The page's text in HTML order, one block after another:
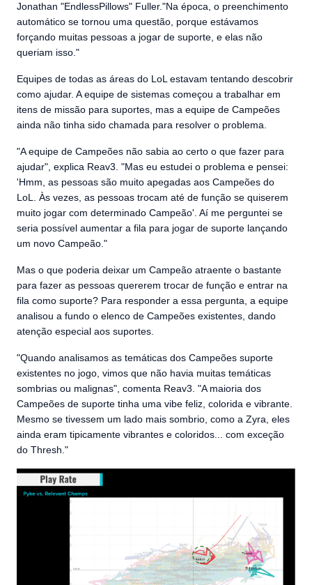
Jonathan "EndlessPillows" Fuller."Na época, o preenchimento
automático se tornou uma questão, porque estávamos
forçando muitas pessoas a jogar de suporte, e elas não
queriam isso."
Equipes de todas as áreas do LoL estavam tentando descobrir
como ajudar. A equipe de sistemas começou a trabalhar em
itens de missão para suportes, mas a equipe de Campeões
ainda não tinha sido chamada para resolver o problema.
"A equipe de Campeões não sabia ao certo o que fazer para
ajudar", explica Reav3. "Mas eu estudei o problema e pensei:
'Hmm, as pessoas são muito apegadas aos Campeões do
LoL. Às vezes, as pessoas trocam até de função se quiserem
muito jogar com determinado Campeão'. Aí me perguntei se
seria possível aumentar a fila para jogar de suporte lançando
um novo Campeão."
Mas o que poderia deixar um Campeão atraente o bastante
para fazer as pessoas quererem trocar de função e entrar na
fila como suporte? Para responder a essa pergunta, a equipe
analisou a fundo o elenco de Campeões existentes, dando
atenção especial aos suportes.
"Quando analisamos as temáticas dos Campeões suporte
existentes no jogo, vimos que não havia muitas temáticas
sombrias ou malignas", comenta Reav3. "A maioria dos
Campeões de suporte tinha uma vibe feliz, colorida e vibrante.
Mesmo se tivessem um lado mais sombrio, como a Zyra, eles
ainda eram tipicamente vibrantes e coloridos... com exceção
do Thresh."